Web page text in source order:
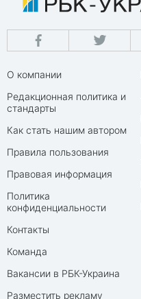
О компании
Редакционная политика и
стандарты
Как стать нашим автором
Правила пользования
Правовая информация
Политика
конфиденциальности
Контакты
Команда
Вакансии в РБК-Украина
Разместить рекламу